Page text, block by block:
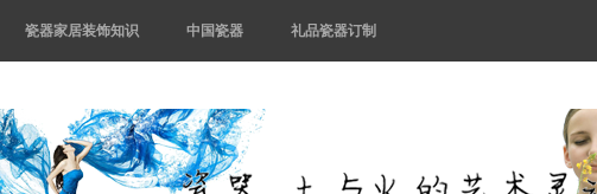
瓷器家居装饰知识 中国瓷器 礼品瓷器订制